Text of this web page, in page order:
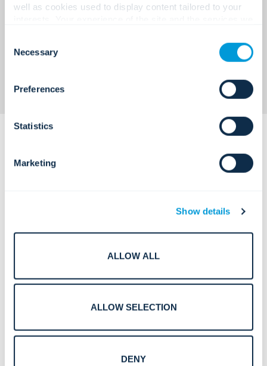
well as cookies used to display content tailored to your
cookies. Click "Show details" below for more information
about who we share your information with.
Selection
Necessary
Preferences
Statistics
Marketing
Show details
ALLOW ALL
ALLOW SELECTION
DENY
Moderne, schaalbare
oplossingen met redundantie en
failover.
Ontworpen voor intelligente,
verbonden processen.
Oproepsystemen.
Massale kennisgeving
verspreiden over gebouwen en